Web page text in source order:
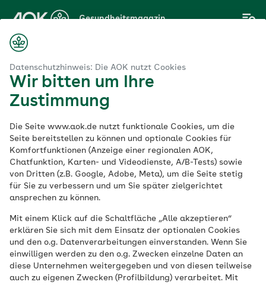
Datenschutzhinweis: Die AOK nutzt Cookies
Wir bitten um Ihre
Zustimmung
Die Seite www.aok.de nutzt funktionale Cookies, um die
Seite bereitstellen zu können und optionale Cookies für
Komfortfunktionen (Anzeige einer regionalen AOK,
Chatfunktion, Karten- und Videodienste, A/B-Tests) sowie
von Dritten (z.B. Google, Adobe, Meta), um die Seite stetig
für Sie zu verbessern und um Sie später zielgerichtet
ansprechen zu können.
Mit einem Klick auf die Schaltfläche „Alle akzeptieren“
erklären Sie sich mit dem Einsatz der optionalen Cookies
und den o.g. Datenverarbeitungen einverstanden. Wenn Sie
einwilligen werden zu den o.g. Zwecken einzelne Daten an
diese Unternehmen weitergegeben und von diesen teilweise
auch zu eigenen Zwecken (Profilbildung) verarbeitet. Mit
Hauptinhalt
springen
Gesundheitsmagazin
Thema
Familie Organisieren